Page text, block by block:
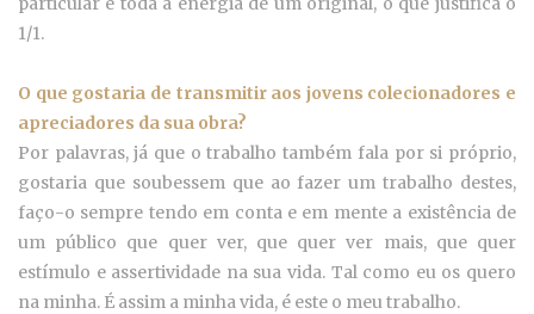
1/1.
O que gostaria de transmitir aos jovens colecionadores e
apreciadores da sua obra?
Por palavras, já que o trabalho também fala por si próprio,
gostaria que soubessem que ao fazer um trabalho destes,
faço-o sempre tendo em conta e em mente a existência de
um público que quer ver, que quer ver mais, que quer
estímulo e assertividade na sua vida. Tal como eu os quero
na minha. É assim a minha vida, é este o meu trabalho.